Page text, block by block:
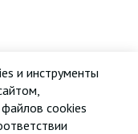
и инструменты
cookies